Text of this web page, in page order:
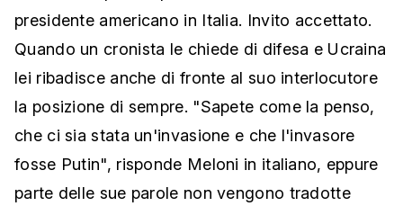
presidente americano in Italia. Invito accettato.
Quando un cronista le chiede di difesa e Ucraina
lei ribadisce anche di fronte al suo interlocutore
la posizione di sempre. "Sapete come la penso,
che ci sia stata un'invasione e che l'invasore
fosse Putin", risponde Meloni in italiano, eppure
parte delle sue parole non vengono tradotte